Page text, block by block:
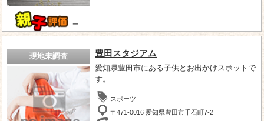
－
現地未調査 豊田スタジアム
愛知県豊田市にある子供とお出かけスポットで
す。
スポーツ
〒471-0016 愛知県豊田市千石町7-2